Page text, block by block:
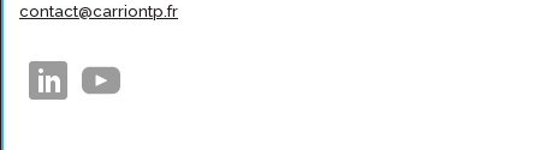
contact@carriontp.fr